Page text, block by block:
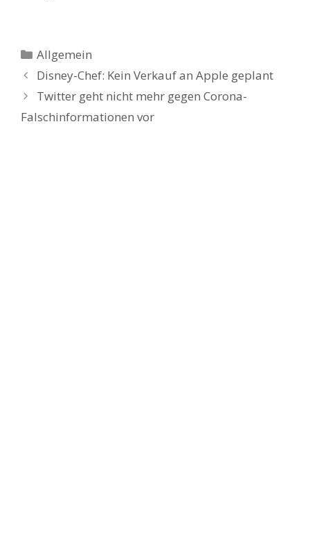
Kategorien
Allgemein
Disney-Chef: Kein Verkauf an Apple geplant
Twitter geht nicht mehr gegen Corona-
Falschinformationen vor